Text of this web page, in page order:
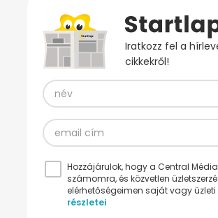
Iratkozz fel a
cikkekről!
Hozzájárulok, hogy a Central
számomra, és közvetlen
elérhetőségeimen saját vagy
részletei